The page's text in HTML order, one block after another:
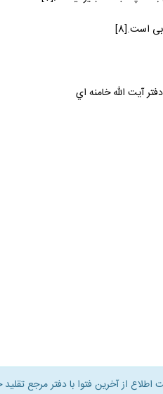
است.[8]
اطلاع از آخرين فتوا با دفتر مرجع